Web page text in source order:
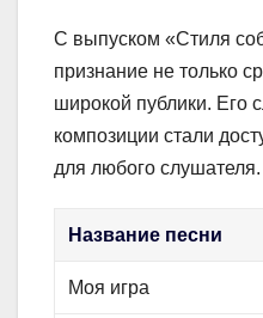
С выпуском «Стиля
признание не только
широкой публики. Его
композиции стали
для любого слушателя.
Название песни
Моя игра